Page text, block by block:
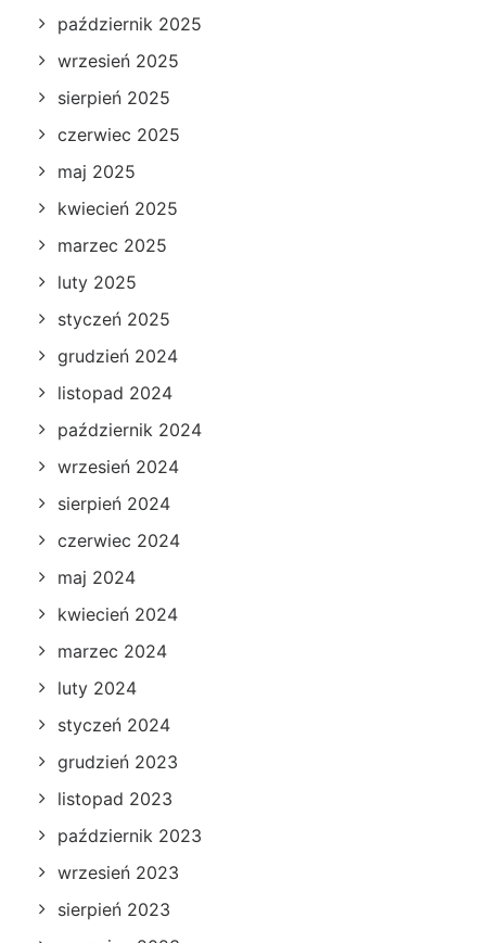
październik 2025
wrzesień 2025
sierpień 2025
czerwiec 2025
maj 2025
kwiecień 2025
marzec 2025
luty 2025
styczeń 2025
grudzień 2024
listopad 2024
październik 2024
wrzesień 2024
sierpień 2024
czerwiec 2024
maj 2024
kwiecień 2024
marzec 2024
luty 2024
styczeń 2024
grudzień 2023
listopad 2023
październik 2023
wrzesień 2023
sierpień 2023